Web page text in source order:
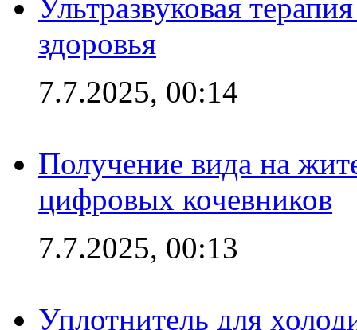
Ультразвуковая
здоровья
7.7.2025, 00:14
Получение вида на
цифровых кочевников
7.7.2025, 00:13
Уплотнитель для